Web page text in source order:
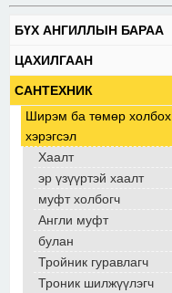
БҮХ АНГИЛЛЫН БАРАА
ЦАХИЛГААН
САНТЕХНИК
Ширэм ба төмөр холбох
хэрэгсэл
Хаалт
эр үзүүртэй хаалт
муфт холбогч
Англи муфт
булан
Тройник гуравлагч
Троник шилжүүлэгч